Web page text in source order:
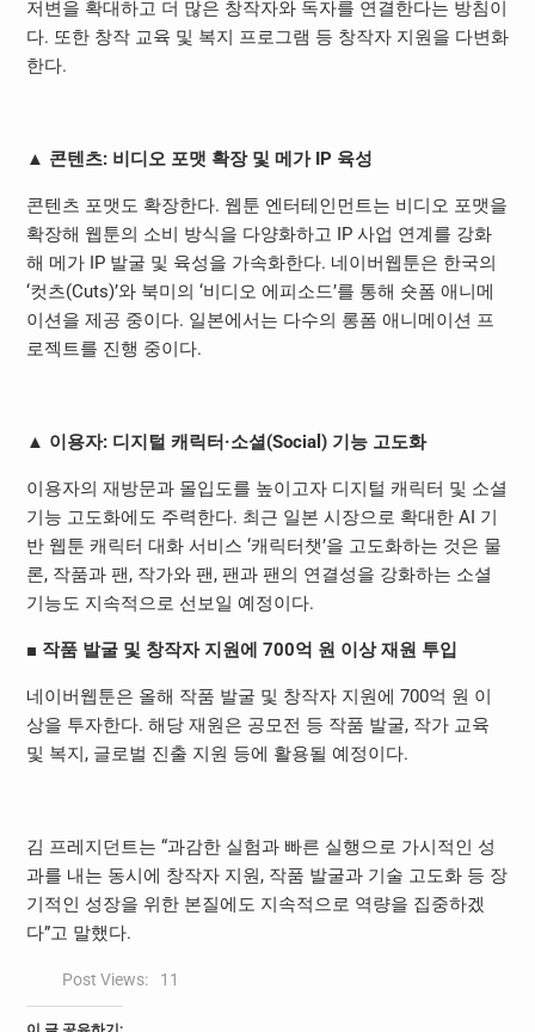
저변을 확대하고 더 많은 창작자와 독자를 연결한다는 방침이
다. 또한 창작 교육 및 복지 프로그램 등 창작자 지원을 다변화
한다.
▲ 콘텐츠: 비디오 포맷 확장 및 메가 IP 육성
콘텐츠 포맷도 확장한다. 웹툰 엔터테인먼트는 비디오 포맷을
확장해 웹툰의 소비 방식을 다양화하고 IP 사업 연계를 강화
해 메가 IP 발굴 및 육성을 가속화한다. 네이버웹툰은 한국의
‘컷츠(Cuts)’와 북미의 ‘비디오 에피소드’를 통해 숏폼 애니메
이션을 제공 중이다. 일본에서는 다수의 롱폼 애니메이션 프
로젝트를 진행 중이다.
▲ 이용자: 디지털 캐릭터·소셜(Social) 기능 고도화
이용자의 재방문과 몰입도를 높이고자 디지털 캐릭터 및 소셜
기능 고도화에도 주력한다. 최근 일본 시장으로 확대한 AI 기
반 웹툰 캐릭터 대화 서비스 ‘캐릭터챗’을 고도화하는 것은 물
론, 작품과 팬, 작가와 팬, 팬과 팬의 연결성을 강화하는 소셜
기능도 지속적으로 선보일 예정이다.
■ 작품 발굴 및 창작자 지원에 700억 원 이상 재원 투입
네이버웹툰은 올해 작품 발굴 및 창작자 지원에 700억 원 이
상을 투자한다. 해당 재원은 공모전 등 작품 발굴, 작가 교육
및 복지, 글로벌 진출 지원 등에 활용될 예정이다.
김 프레지던트는 “과감한 실험과 빠른 실행으로 가시적인 성
과를 내는 동시에 창작자 지원, 작품 발굴과 기술 고도화 등 장
기적인 성장을 위한 본질에도 지속적으로 역량을 집중하겠
다”고 말했다.
Post Views: 11